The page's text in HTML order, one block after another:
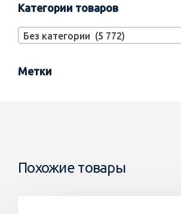
Категории товаров
Без категории (5 772)
Метки
Похожие товары